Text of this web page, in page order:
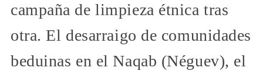
campaña de limpieza étnica tras
otra. El desarraigo de comunidades
beduinas en el Naqab (Néguev), el